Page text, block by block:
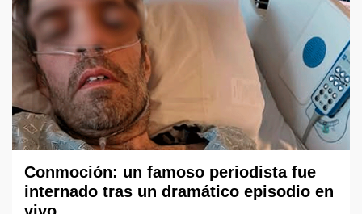
Conmoción: un famoso periodista fue
internado tras un dramático episodio en